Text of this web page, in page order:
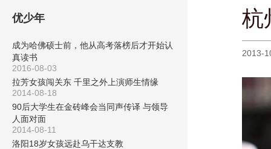
优少年
成为哈佛硕士前，他从高考落榜后才开始认
真读书
2016-08-03
拉芳女孩闯关东 千里之外上演师生情缘
2014-08-18
90后大学生在金砖峰会当同声传译 与领导
人面对面
2014-08-11
洛阳18岁女孩远赴乌干达支教
杭
2013-